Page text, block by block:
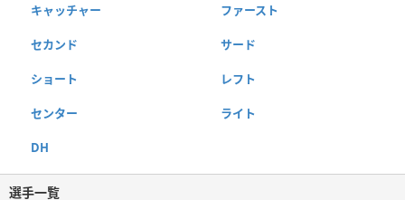
キャッチャー ファースト
セカンド サード
ショート レフト
センター ライト
DH
選手一覧